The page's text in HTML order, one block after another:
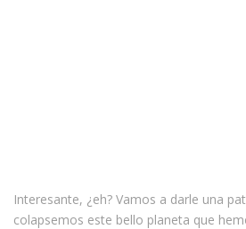
Interesante, ¿eh? Vamos a darle una
colapsemos este bello planeta que